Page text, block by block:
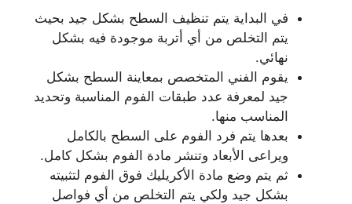
في البداية يتم تنظيف السطح بشكل جيد بحيث
يتم التخلص من أي أتربة موجودة فيه بشكل
نهائي.
يقوم الفني المتخصص بمعاينة السطح بشكل
جيد لمعرفة عدد طبقات الفوم المناسبة وتحديد
المناسب منها.
بعدها يتم فرد الفوم على السطح بالكامل
ويراعى الأبعاد وتنشر مادة الفوم بشكل كامل.
ثم يتم وضع مادة الأكريليك فوق الفوم لتثبيته
بشكل جيد ولكي يتم التخلص من أي فواصل